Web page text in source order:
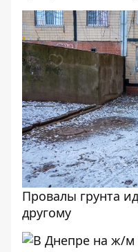
Провалы грунта
другому